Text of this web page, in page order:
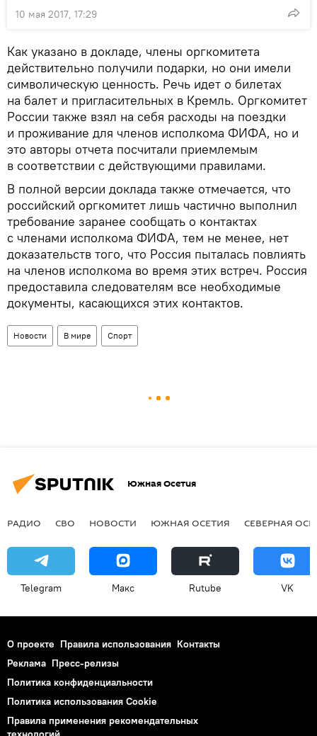
10 мая 2017, 17:29
Как указано в докладе, члены оргкомитета
действительно получили подарки, но они имели
символическую ценность. Речь идет о билетах
на балет и пригласительных в Кремль. Оргкомитет
России также взял на себя расходы на поездки
и проживание для членов исполкома ФИФА, но и
это авторы отчета посчитали приемлемым
в соответствии с действующими правилами.
В полной версии доклада также отмечается, что
российский оргкомитет лишь частично выполнил
требование заранее сообщать о контактах
с членами исполкома ФИФА, тем не менее, нет
доказательств того, что Россия пыталась повлиять
на членов исполкома во время этих встреч. Россия
предоставила следователям все необходимые
документы, касающихся этих контактов.
Новости В мире Спорт
Южная Осетия
РАДИО СВО НОВОСТИ ЮЖНАЯ ОСЕТИЯ СЕВЕРНАЯ
Telegram Макс Rutube VK
О проекте Правила использования Контакты
Реклама Пресс-релизы
Политика конфиденциальности
Политика использования Cookie
Правила применения рекомендательных